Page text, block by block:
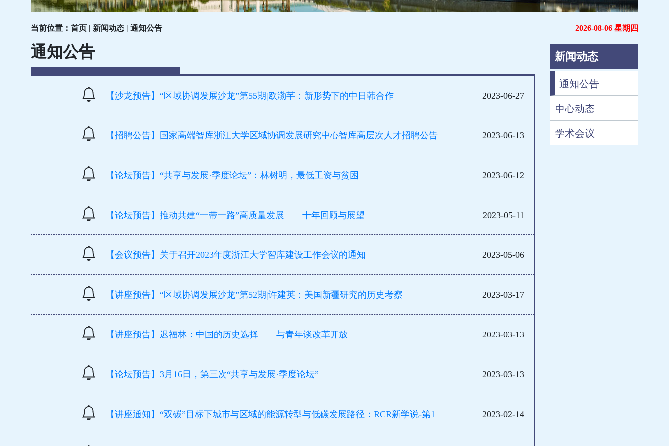
当前位置：首页 | 新闻动态 | 通知公告 2026-08-06 星期四
通知公告
【沙龙预告】“区域协调发展沙龙”第55期|欧渤芊：新形势下的中日韩合作 2023-06-27
【招聘公告】国家高端智库浙江大学区域协调发展研究中心智库高层次人才招聘公告 2023-06-13
【论坛预告】“共享与发展·季度论坛”：林树明，最低工资与贫困 2023-06-12
【论坛预告】推动共建“一带一路”高质量发展——十年回顾与展望 2023-05-11
【会议预告】关于召开2023年度浙江大学智库建设工作会议的通知 2023-05-06
【讲座预告】“区域协调发展沙龙”第52期|许建英：美国新疆研究的历史考察 2023-03-17
【讲座预告】迟福林：中国的历史选择——与青年谈改革开放 2023-03-13
【论坛预告】3月16日，第三次“共享与发展·季度论坛” 2023-03-13
【讲座通知】“双碳”目标下城市与区域的能源转型与低碳发展路径：RCR新学说-第1 2023-02-14
新闻动态
通知公告
中心动态
学术会议